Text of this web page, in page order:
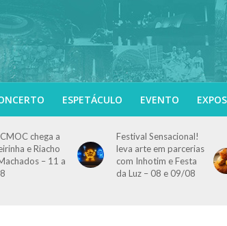
ESPETÁCULO EVENTO
chega a
e Riacho
– 11 a
Festival Sensacional!
leva arte em parcerias
com Inhotim e Festa
da Luz – 08 e 09/08